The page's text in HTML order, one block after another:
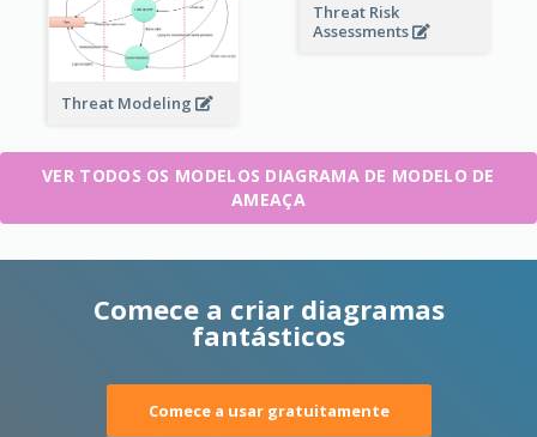
Threat Risk
Assessments
Threat Modeling
VER TODOS OS MODELOS DIAGRAMA DE MODELO DE
AMEAÇA
Comece a criar diagramas
fantásticos
Comece a usar gratuitamente